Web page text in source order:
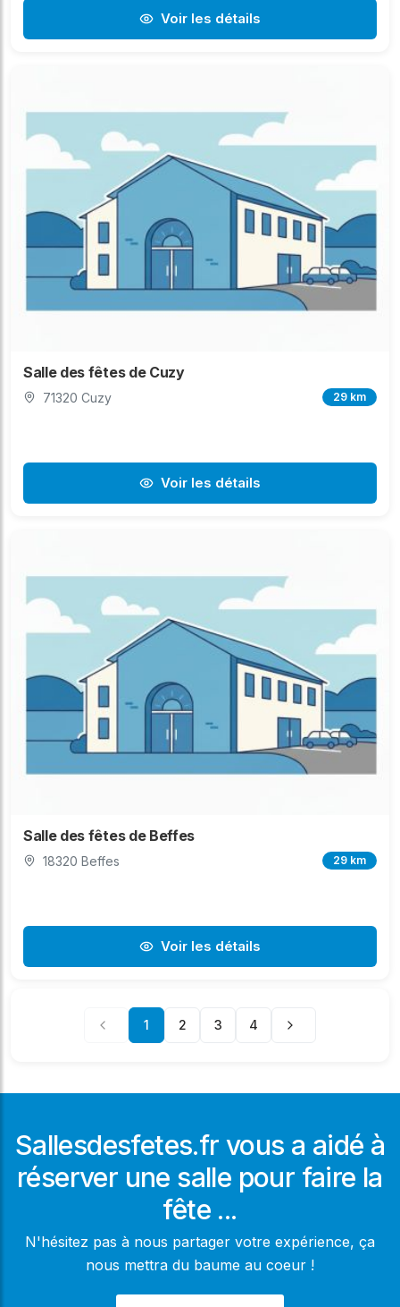
Voir les détails
Salle des fêtes de Cuzy
71320 Cuzy 29 km
Voir les détails
Salle des fêtes de Beffes
18320 Beffes 29 km
Voir les détails
1 2 3 4
Sallesdesfetes.fr vous a aidé à
réserver une salle pour faire la
fête ...
N'hésitez pas à nous partager votre expérience, ça
nous mettra du baume au coeur !